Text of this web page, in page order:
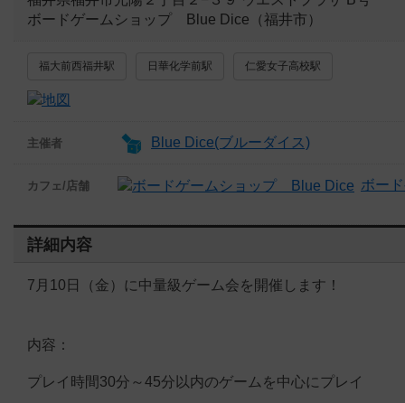
ボードゲームショップ Blue Dice（福井市）
福大前西福井駅 日華化学前駅 仁愛女子高校駅
主催者 Blue Dice(ブルーダイス)
カフェ/店舗 ボー
詳細内容
7月10日（金）に中量級ゲーム会を開催します！
内容：
プレイ時間30分～45分以内のゲームを中心にプレイ